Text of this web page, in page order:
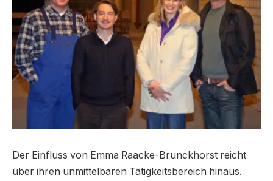
Der Einfluss von Emma Raacke-Brunckhorst reicht
über ihren unmittelbaren Tätigkeitsbereich hinaus.